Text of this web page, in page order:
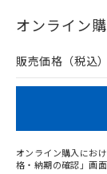
在庫等で未対
問い合わせく
オンライン
販売価格（税込）
オンライン購入にお
格・納期の確認」画